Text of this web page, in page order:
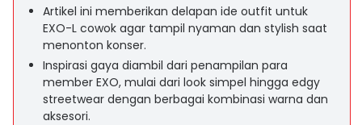
Artikel ini memberikan delapan ide outfit untuk
EXO-L cowok agar tampil nyaman dan stylish saat
menonton konser.
Inspirasi gaya diambil dari penampilan para
member EXO, mulai dari look simpel hingga edgy
streetwear dengan berbagai kombinasi warna dan
aksesori.